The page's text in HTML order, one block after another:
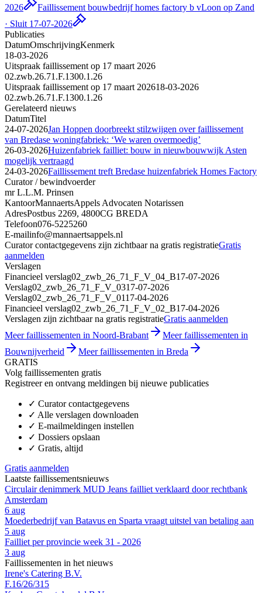
2026
Faillissement bouwbedrijf homes factory b vLoon op Zand
· Sluit 17-07-2026
Publicaties
DatumOmschrijvingKenmerk
18-03-2026
Uitspraak faillissement op 17 maart 2026
02.zwb.26.71.F.1300.1.26
Uitspraak faillissement op 17 maart 202618-03-2026
02.zwb.26.71.F.1300.1.26
Gerelateerd nieuws
DatumTitel
24-07-2026Jan Hoppen doorbreekt stilzwijgen over faillissement
van Bredase woningfabriek: ‘We waren overmoedig’
26-03-2026Huizenfabriek failliet: bouw in nieuwbouwwijk Asten
mogelijk vertraagd
24-03-2026Faillissement treft Bredase huizenfabriek Homes Factory
Curator / bewindvoerder
mr L.L.M. Prinsen
KantoorMannaertsAppels Advocaten Notarissen
AdresPostbus 2269, 4800CG BREDA
Telefoon076-5225260
E-mailinfo@mannaertsappels.nl
Curator contactgegevens zijn zichtbaar na gratis registratieGratis
aanmelden
Verslagen
Financieel verslag02_zwb_26_71_F_V_04_B17-07-2026
Verslag02_zwb_26_71_F_V_0317-07-2026
Verslag02_zwb_26_71_F_V_0117-04-2026
Financieel verslag02_zwb_26_71_F_V_02_B17-04-2026
Verslagen zijn zichtbaar na gratis registratieGratis aanmelden
Meer faillissementen in Noord-Brabant
Meer faillissementen in
Bouwnijverheid
Meer faillissementen in Breda
GRATIS
Volg faillissementen gratis
Registreer en ontvang meldingen bij nieuwe publicaties
✓ Curator contactgegevens
✓ Alle verslagen downloaden
✓ E-mailmeldingen instellen
✓ Dossiers opslaan
✓ Gratis, altijd
Gratis aanmelden
Laatste faillissementsnieuws
Circulair denimmerk MUD Jeans failliet verklaard door rechtbank
Amsterdam
6 aug
Moederbedrijf van Batavus en Sparta vraagt uitstel van betaling aan
5 aug
Failliet per provincie week 31 - 2026
3 aug
Faillissementen in het nieuws
Irene's Catering B.V.
F.16/26/315